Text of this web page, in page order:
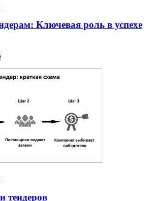
Ключевая роль в успехе
тендеров